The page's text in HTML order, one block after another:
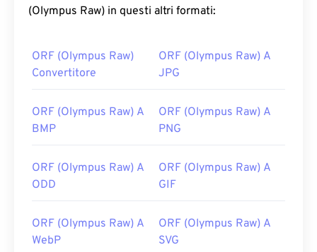
(Olympus Raw) in questi altri formati:
ORF (Olympus Raw)
Convertitore
ORF (Olympus Raw) A
JPG
ORF (Olympus Raw) A
BMP
ORF (Olympus Raw) A
PNG
ORF (Olympus Raw) A
ODD
ORF (Olympus Raw) A
GIF
ORF (Olympus Raw) A
WebP
ORF (Olympus Raw) A
SVG